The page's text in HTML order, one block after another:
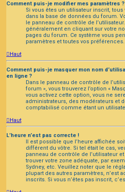
Comment puis-je modifier mes paramètres ?
Si vous êtes un utilisateur inscrit,
dans la base de données du forum.
le panneau de contrôle de
généralement en cliquant sur votre
pages du forum. Ce système vous
paramètres et toutes vos préférences.
Haut
Comment puis-je masquer mon nom
en ligne ?
Dans le panneau de contrôle de
forum », vous trouverez l’option «
vous activez cette option, vous ne
administrateurs, des modérateurs et
comptabilisé comme étant un
Haut
L’heure n’est pas correcte !
Il est possible que l’heure affichée
différent du vôtre. Si tel était le cas,
panneau de contrôle de l’utilisateur
trouver votre zone adéquate, par
Sydney, etc. Veuillez noter que le
plupart des autres paramètres, n’est
inscrits. Si vous n’êtes pas inscrit,